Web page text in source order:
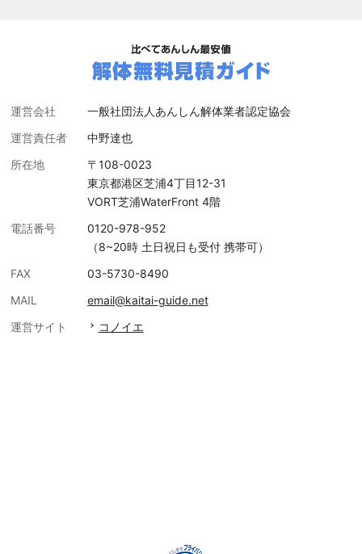
運営会社
一般社団法人あんしん解体業者認定協会
運営責任者
中野達也
所在地
〒108-0023
東京都港区芝浦4丁目12-31
VORT芝浦WaterFront 4階
電話番号
0120-978-952
（8~20時 土日祝日も受付 携帯可）
FAX
03-5730-8490
MAIL
email@kaitai-guide.net
運営サイト
コノイエ